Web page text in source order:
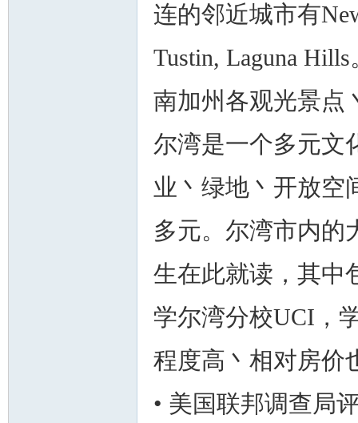
连的邻近城市有
Tustin, Laguna
南加州各观光景点
尔湾是一个多元文
业丶绿地丶开放空
多元。尔湾市内的
生在此就读，其中
学尔湾分校UCI，
程度高丶相对房价
• 美国联邦调查局